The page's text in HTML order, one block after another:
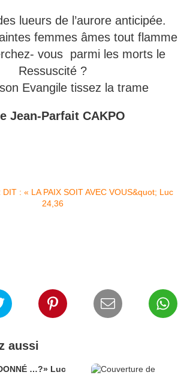
lueurs de l’aurore anticipée.
femmes âmes tout flamme
vous parmi les morts le
Ressuscité ?
Evangile tissez la trame
Jean-Parfait CAKPO
aussi
…?» Luc